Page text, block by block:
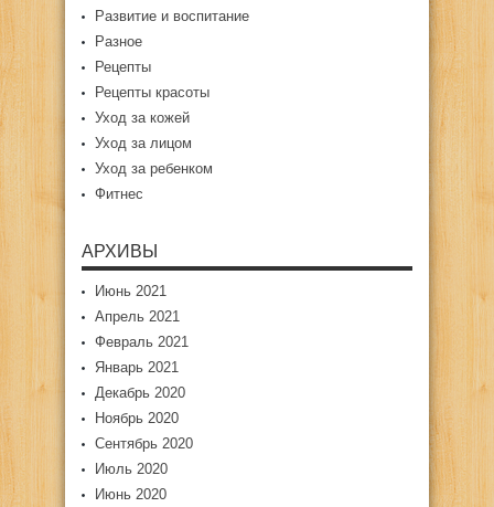
Развитие и воспитание
Разное
Рецепты
Рецепты красоты
Уход за кожей
Уход за лицом
Уход за ребенком
Фитнес
АРХИВЫ
Июнь 2021
Апрель 2021
Февраль 2021
Январь 2021
Декабрь 2020
Ноябрь 2020
Сентябрь 2020
Июль 2020
Июнь 2020